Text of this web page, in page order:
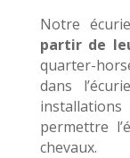
Notre
partir de
quarter-
dans
permettre
chevaux.